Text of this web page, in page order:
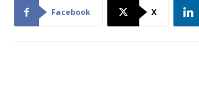
Facebook X